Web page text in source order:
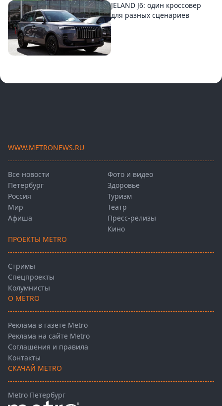
JELAND J6: один кроссовер
для разных сценариев
WWW.METRONEWS.RU
Все новости
Петербург
Россия
Мир
Афиша
Фото и видео
Здоровье
Туризм
Театр
Пресс-релизы
Кино
ПРОЕКТЫ METRO
Стримы
Спецпроекты
Колумнисты
О METRO
Реклама в газете Metro
Реклама на сайте Metro
Соглашения и правила
Контакты
СКАЧАЙ METRO
Metro Петербург